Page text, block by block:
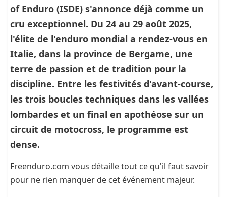
of Enduro (ISDE) s'annonce déjà comme un
cru exceptionnel. Du 24 au 29 août 2025,
l'élite de l'enduro mondial a rendez-vous en
Italie, dans la province de Bergame, une
terre de passion et de tradition pour la
discipline. Entre les festivités d'avant-course,
les trois boucles techniques dans les vallées
lombardes et un final en apothéose sur un
circuit de motocross, le programme est
dense.
Freenduro.com vous détaille tout ce qu'il faut savoir
pour ne rien manquer de cet événement majeur.